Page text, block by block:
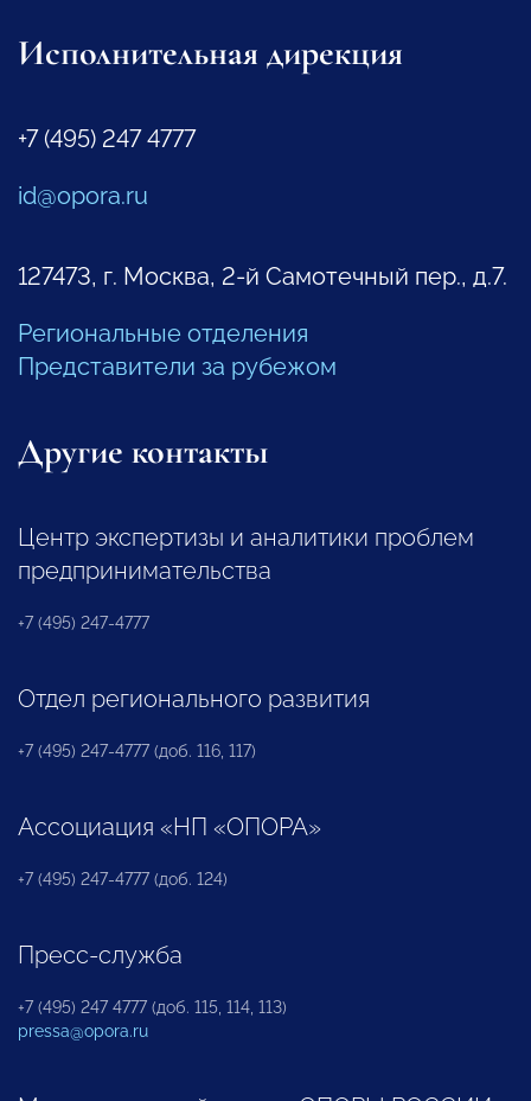
Исполнительная дирекция
+7 (495) 247 4777
id@opora.ru
127473, г. Москва, 2-й Самотечный пер., д.7.
Региональные отделения
Представители за рубежом
Другие контакты
Центр экспертизы и аналитики проблем
предпринимательства
+7 (495) 247-4777
Отдел регионального развития
+7 (495) 247-4777 (доб. 116, 117)
Ассоциация «НП «ОПОРА»
+7 (495) 247-4777 (доб. 124)
Пресс-служба
+7 (495) 247 4777 (доб. 115, 114, 113)
pressa@opora.ru